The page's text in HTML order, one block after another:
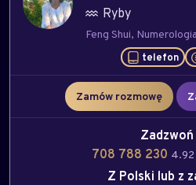
Ryby
Feng Shui Numerologia
telefon
Zamów rozmowę
Zadzwoń
708 788 230 4.92
Z Polski lub z